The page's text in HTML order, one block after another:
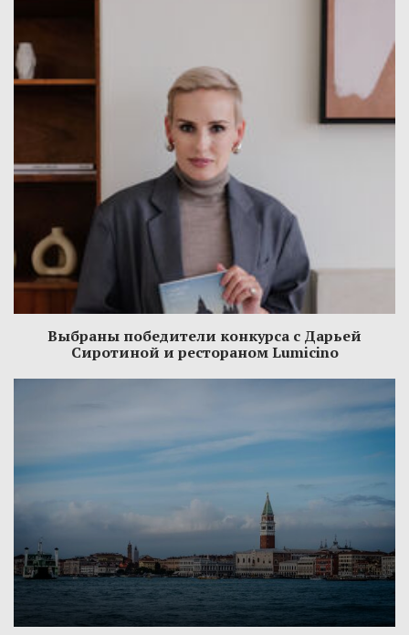
Выбраны победители конкурса с Дарьей
Сиротиной и рестораном Lumicino